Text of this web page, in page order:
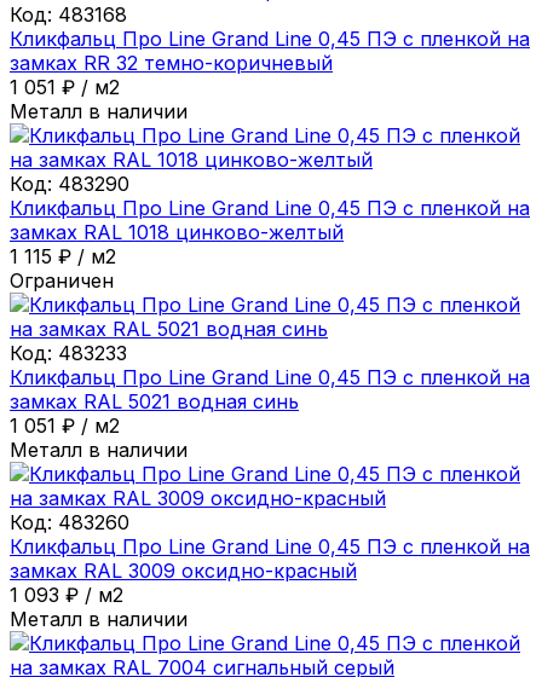
Код: 483168
Кликфальц Про Line Grand Line 0,45 ПЭ с пленкой на
замках RR 32 темно-коричневый
1 051 ₽ / м2
Металл в наличии
Код: 483290
Кликфальц Про Line Grand Line 0,45 ПЭ с пленкой на
замках RAL 1018 цинково-желтый
1 115 ₽ / м2
Ограничен
Код: 483233
Кликфальц Про Line Grand Line 0,45 ПЭ с пленкой на
замках RAL 5021 водная синь
1 051 ₽ / м2
Металл в наличии
Код: 483260
Кликфальц Про Line Grand Line 0,45 ПЭ с пленкой на
замках RAL 3009 оксидно-красный
1 093 ₽ / м2
Металл в наличии